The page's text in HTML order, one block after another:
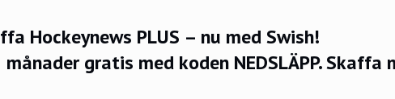
Hockeynews PLUS – nu med Swish!
gratis med koden NEDSLÄPP.Skaffa